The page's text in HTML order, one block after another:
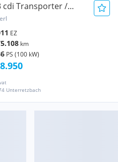
cdi Transporter /
EZ
km
PS (100 kW)
Unterretzbach